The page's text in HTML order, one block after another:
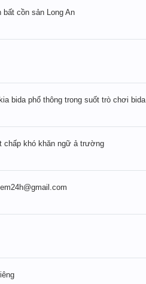
bất cồn sản Long An
bida phổ thông trong suốt trò chơi bida
chấp khó khăn ngữ ả trường